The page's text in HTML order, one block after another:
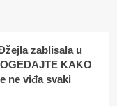
zablisala u
KAKO
ne viđa svaki